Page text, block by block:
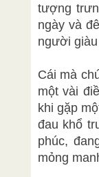
tượng
ngày và
người
Cái mà
một vài
khi gặp
đau khổ
phúc,
mỏng